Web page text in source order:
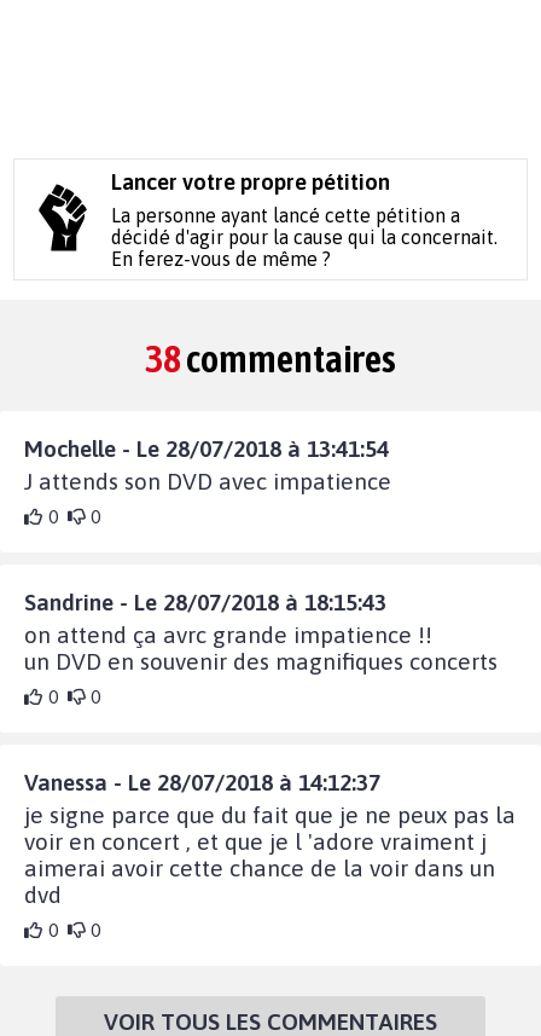
Lancer votre propre pétition
La personne ayant lancé cette pétition a
décidé d'agir pour la cause qui la concernait.
En ferez-vous de même ?
38commentaires
Mochelle - Le 28/07/2018 à 13:41:54
J attends son DVD avec impatience
0 0
Sandrine - Le 28/07/2018 à 18:15:43
on attend ça avrc grande impatience !!
un DVD en souvenir des magnifiques concerts
0 0
Vanessa - Le 28/07/2018 à 14:12:37
je signe parce que du fait que je ne peux pas la
voir en concert , et que je l 'adore vraiment j
aimerai avoir cette chance de la voir dans un
dvd
0 0
VOIR TOUS LES COMMENTAIRES